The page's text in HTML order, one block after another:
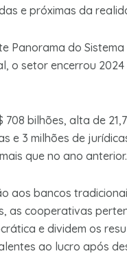
e próximas da
Panorama do
o setor encerrou
bilhões, alta de
e 3 milhões de
que no ano anterior.
aos bancos
as cooperativas
e dividem os
ao lucro após